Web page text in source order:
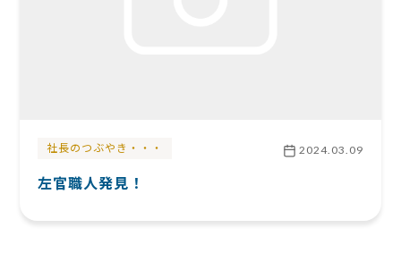
社長のつぶやき・・・ 2024.03.09
左官職人発見！